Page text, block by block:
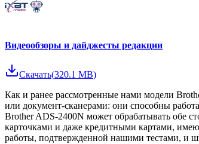
Видеообзоры и дайджесты редакции
Скачать(320.1 MB)
Как и ранее рассмотренные нами модели
или документ-сканерами: они способны
Brother ADS-2400N может обрабатывать обе
карточками и даже кредитными картами,
работы, подтвержденной нашими тестами, и